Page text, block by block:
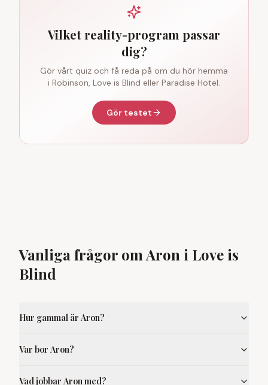
Vilket reality-program passar
dig?
Gör vårt quiz och få reda på om du hör hemma
i Robinson, Love is Blind eller Paradise Hotel.
Gör testet
Vanliga frågor om Aron i Love is
Blind
Hur gammal är Aron?
Var bor Aron?
Vad jobbar Aron med?